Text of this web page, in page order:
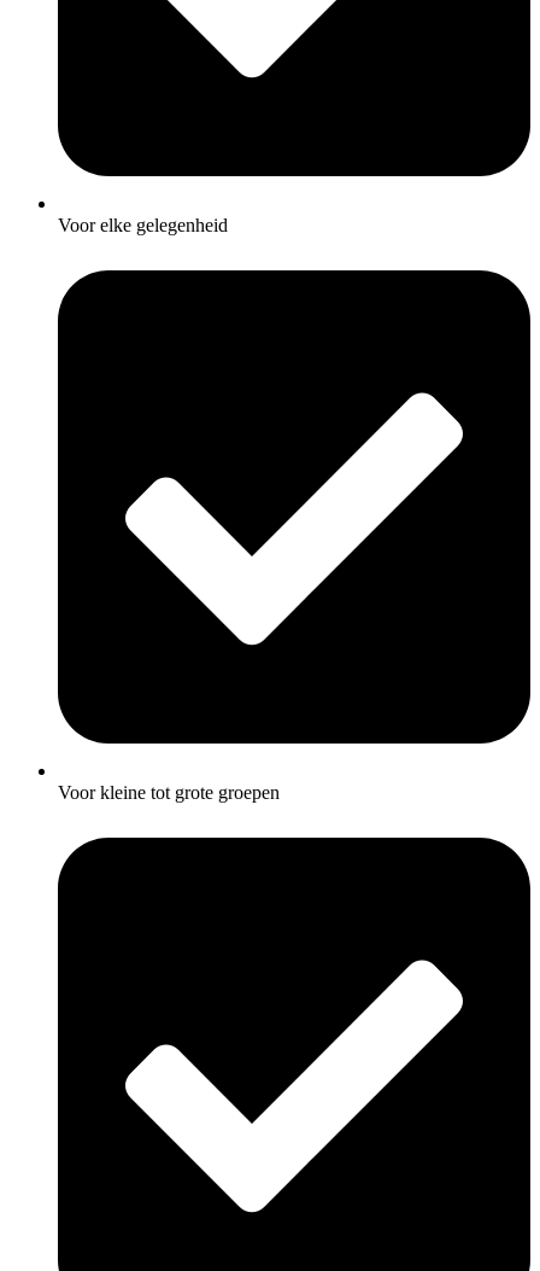
Voor elke gelegenheid
Voor kleine tot grote groepen